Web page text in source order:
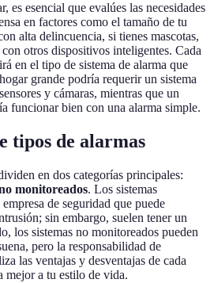
es esencial que evalúes las necesidades
en factores como el tamaño de tu
alta delincuencia, si tienes mascotas,
otros dispositivos inteligentes. Cada
en el tipo de sistema de alarma que
grande podría requerir un sistema
y cámaras, mientras que un
funcionar bien con una alarma simple.
tipos de alarmas
en dos categorías principales:
monitoreados. Los sistemas
de seguridad que puede
sin embargo, suelen tener un
los sistemas no monitoreados pueden
pero la responsabilidad de
las ventajas y desventajas de cada
mejor a tu estilo de vida.